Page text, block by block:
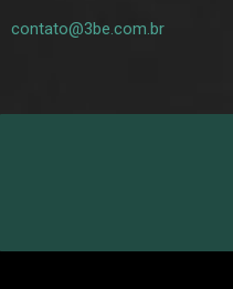
contato@3be.com.br